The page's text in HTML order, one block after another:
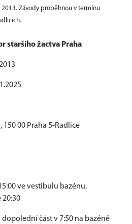
2013. Závody proběhnou v termínu
staršího žactva Praha
150 00 Praha 5-Radlice
ve vestibulu bazénu,
dopolední část v 7:50 na bazéně